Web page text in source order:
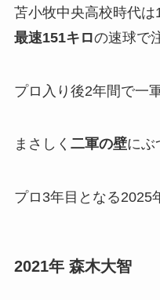
苫小牧中央高校時代
最速151キロの速球で
プロ入り後2年間で一
まさしく 二軍の壁にぶ
プロ3年目となる2025
2021年 森木大智